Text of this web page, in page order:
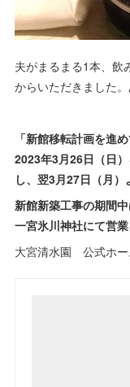
夫がまるまる1本、飲
からいただきました
「新館移転計画を進
2023年3月26日（日
し、翌3月27日（月）
新館新築工事の期間
一宮氷川神社にて営
大宮清水園 公式ホ